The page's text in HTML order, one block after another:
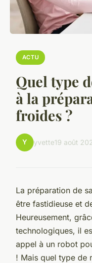
ACTU
Quel type
à la
froides ?
Y yvette19 août
La préparation de
être fastidieuse et
Heureusement,
technologiques, il
appel à un robot
! Mais quel type de